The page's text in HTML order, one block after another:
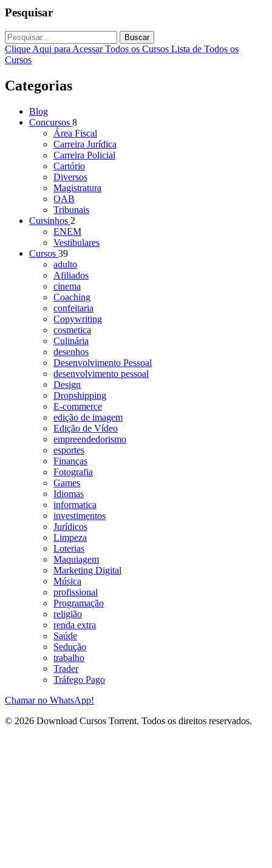
Pesquisar
Buscar
Clique Aqui para Acessar Todos os Cursos Lista de Todos os
Cursos
Categorias
Blog
Concursos 8
Área Fiscal
Carreira Jurídica
Carreira Policial
Cartório
Diversos
Magistratura
OAB
Tribunais
Cursinhos 2
ENEM
Vestibulares
Cursos 39
adulto
Afiliados
cinema
Coaching
confeitaria
Copywriting
cosmetica
Culinária
desenhos
Desenvolvimento Pessoal
desenvolvimento pessoal
Design
Dropshipping
E-commerce
edição de imagem
Edição de Vídeo
empreendedorismo
esportes
Finanças
Fotografia
Games
Idiomas
informatica
investimentos
Jurídicos
Limpeza
Loterias
Maquiagem
Marketing Digital
Música
profissional
Programação
religião
renda extra
Saúde
Sedução
trabalho
Trader
Tráfego Pago
Chamar no WhatsApp!
© 2026 Download Cursos Torrent. Todos os direitos reservados.